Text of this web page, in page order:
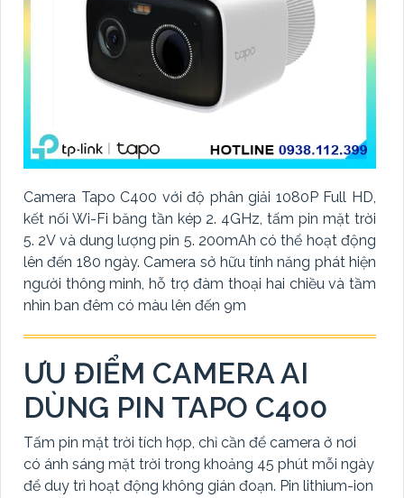
Camera Tapo C400 với độ phân giải 1080P Full HD,
kết nối Wi-Fi băng tần kép 2. 4GHz, tấm pin mặt trời
5. 2V và dung lượng pin 5. 200mAh có thể hoạt động
lên đến 180 ngày. Camera sở hữu tính năng phát hiện
người thông minh, hỗ trợ đàm thoại hai chiều và tầm
nhìn ban đêm có màu lên đến 9m
ƯU ĐIỂM CAMERA AI
DÙNG PIN TAPO C400
Tấm pin mặt trời tích hợp, chỉ cần để camera ở nơi
có ánh sáng mặt trời trong khoảng 45 phút mỗi ngày
để duy trì hoạt động không gián đoạn. Pin lithium-ion